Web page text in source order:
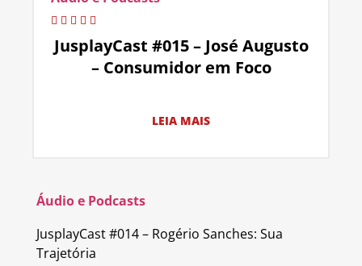
JusplayCast #015 – José Augusto
– Consumidor em Foco
LEIA MAIS
Áudio e Podcasts
JusplayCast #014 – Rogério Sanches: Sua
Trajetória